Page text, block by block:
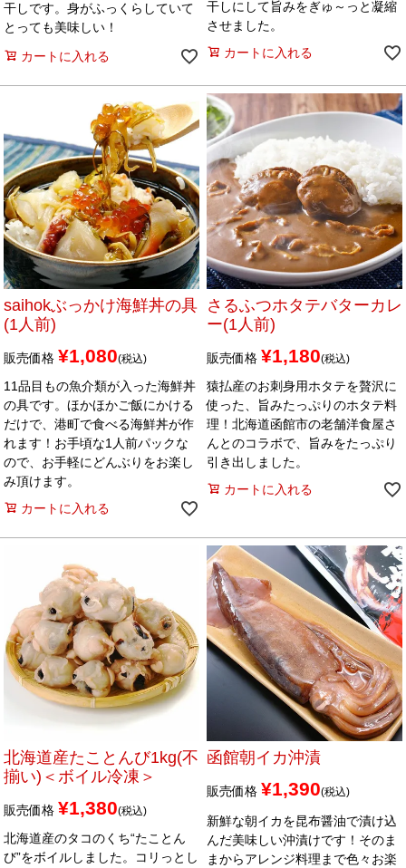
干しです。身がふっくらしていて
とっても美味しい！
カートに入れる
干しにして旨みをぎゅ～っと凝縮
させました。
カートに入れる
saihokぶっかけ海鮮丼の具
(1人前)
販売価格 ¥1,080 税込
11品目もの魚介類が入った海鮮丼
の具です。ほかほかご飯にかける
だけで、港町で食べる海鮮丼が作
れます！お手頃な1人前パックな
ので、お手軽にどんぶりをお楽し
み頂けます。
カートに入れる
さるふつホタテバターカレ
ー(1人前)
販売価格 ¥1,180 税込
猿払産のお刺身用ホタテを贅沢に
使った、旨みたっぷりのホタテ料
理！北海道函館市の老舗洋食屋さ
んとのコラボで、旨みをたっぷり
引き出しました。
カートに入れる
北海道産たことんび1kg(不
揃い)＜ボイル冷凍＞
販売価格 ¥1,380 税込
北海道産のタコのくち“たことん
び”をボイルしました。コリっとし
函館朝イカ沖漬
販売価格 ¥1,390 税込
新鮮な朝イカを昆布醤油で漬け込
んだ美味しい沖漬けです！そのま
まからアレンジ料理まで色々お楽